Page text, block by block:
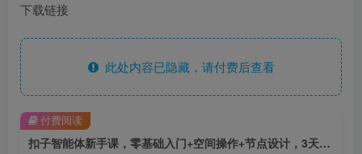
下载链接
此处内容已隐藏，请付费后查看
扣子智能体新手课，零基础入门+空间操作+节点设计，3天掌握AI自动化搭建
付费阅读